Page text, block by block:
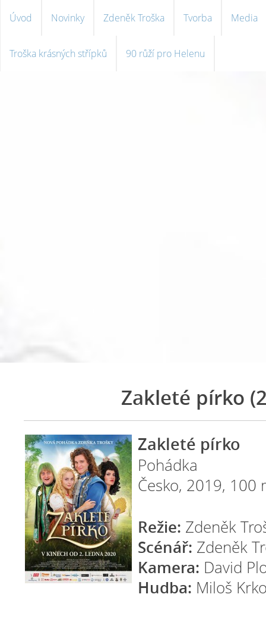
Úvod Novinky Zdeněk Troška Tvorba Media
Troška krásných střípků 90 růží pro Helenu
Zakleté pírko
Zakleté pírko
Pohádka
Česko, 2019, 100
Režie: Zdeněk
Scénář: Zdeněk
Kamera: David
Hudba: Miloš